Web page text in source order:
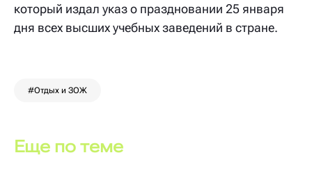
#Отдых и ЗОЖ
который издал указ о праздновании 25 января
дня всех высших учебных заведений в стране.
Еще по теме